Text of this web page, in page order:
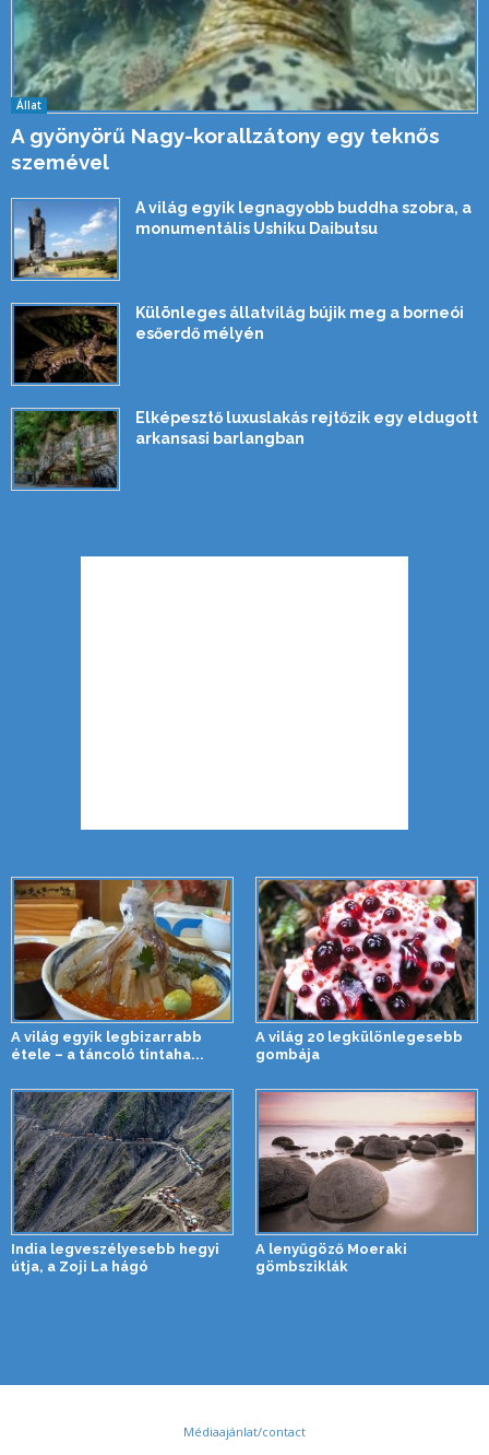
Állat
A gyönyörű Nagy-korallzátony egy teknős
szemével
A világ egyik legnagyobb buddha szobra, a
monumentális Ushiku Daibutsu
Különleges állatvilág bújik meg a borneói
esőerdő mélyén
Elképesztő luxuslakás rejtőzik egy eldugott
arkansasi barlangban
A világ egyik legbizarrabb
étele – a táncoló tintaha...
A világ 20 legkülönlegesebb
gombája
India legveszélyesebb hegyi
útja, a Zoji La hágó
A lenyűgöző Moeraki
gömbsziklák
Médiaajánlat/contact